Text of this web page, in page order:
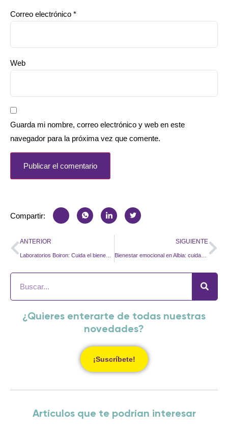
Correo electrónico *
Web
Guarda mi nombre, correo electrónico y web en este
navegador para la próxima vez que comente.
Compartir:
ANTERIOR SIGUIENTE
Bienestar emocional en Albia: cuidando a quienes cuidan
¿Quieres enterarte de todas nuestras
novedades?
¡Suscríbete!
Artículos que te podrían interesar